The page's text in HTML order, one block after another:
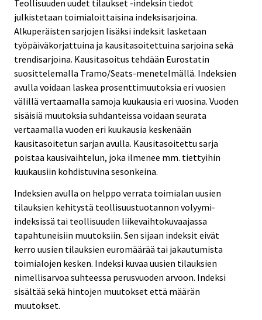
Teollisuuden uudet tilaukset -indeksin tiedot
julkistetaan toimialoittaisina indeksisarjoina.
Alkuperäisten sarjojen lisäksi indeksit lasketaan
työpäiväkorjattuina ja kausitasoitettuina sarjoina sekä
trendisarjoina. Kausitasoitus tehdään Eurostatin
suosittelemalla Tramo/Seats-menetelmällä. Indeksien
avulla voidaan laskea prosenttimuutoksia eri vuosien
välillä vertaamalla samoja kuukausia eri vuosina. Vuoden
sisäisiä muutoksia suhdanteissa voidaan seurata
vertaamalla vuoden eri kuukausia keskenään
kausitasoitetun sarjan avulla. Kausitasoitettu sarja
poistaa kausivaihtelun, joka ilmenee mm. tiettyihin
kuukausiin kohdistuvina sesonkeina.
Indeksien avulla on helppo verrata toimialan uusien
tilauksien kehitystä teollisuustuotannon volyymi-
indeksissä tai teollisuuden liikevaihtokuvaajassa
tapahtuneisiin muutoksiin. Sen sijaan indeksit eivät
kerro uusien tilauksien euromäärää tai jakautumista
toimialojen kesken. Indeksi kuvaa uusien tilauksien
nimellisarvoa suhteessa perusvuoden arvoon. Indeksi
sisältää sekä hintojen muutokset että määrän
muutokset.